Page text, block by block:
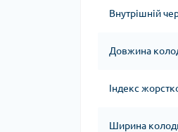
Внутрішній
Довжина
Індекс
Ширина